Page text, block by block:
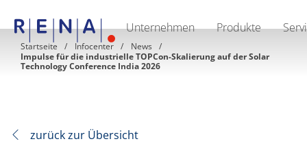
Unternehmen Produkte
EN DE CN
Unternehmen
Nachhaltigkeit
RENA North America
RENA Polska
Startseite Infocenter
News
Impulse für die industrielle TOPCon-Skalierung auf der Solar
Technology Conference India 2026
zurück zur Übersicht